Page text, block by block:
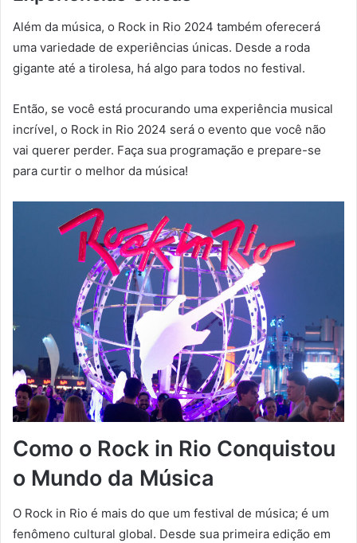
Além da música, o Rock in Rio 2024 também oferecerá
uma variedade de experiências únicas. Desde a roda
gigante até a tirolesa, há algo para todos no festival.
Então, se você está procurando uma experiência musical
incrível, o Rock in Rio 2024 será o evento que você não
vai querer perder. Faça sua programação e prepare-se
para curtir o melhor da música!
Como o Rock in Rio Conquistou
o Mundo da Música
O Rock in Rio é mais do que um festival de música; é um
fenômeno cultural global. Desde sua primeira edição em